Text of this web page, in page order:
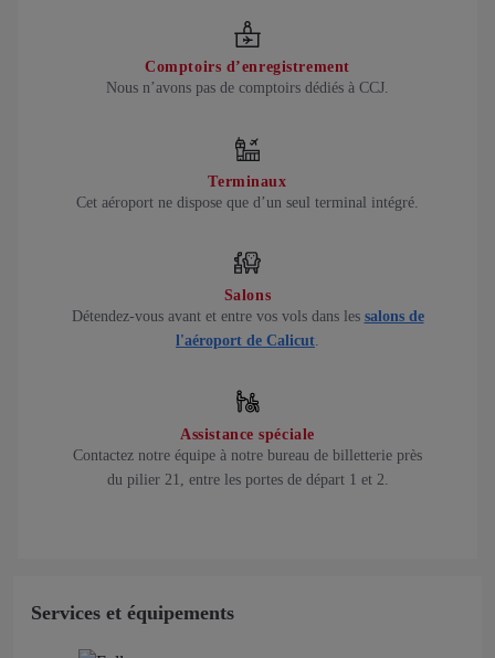
Comptoirs d’enregistrement
Nous n’avons pas de comptoirs dédiés à CCJ.
Terminaux
Cet aéroport ne dispose que d’un seul terminal intégré.
Salons
Détendez-vous avant et entre vos vols dans les salons de
l'aéroport de Calicut
Assistance spéciale
Contactez notre équipe à notre bureau de billetterie près
du pilier 21, entre les portes de départ 1 et 2.
Services et équipements